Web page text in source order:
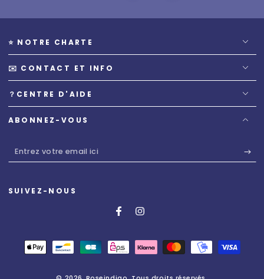
⭐️ NOTRE CHARTE
✉️ CONTACT ET INFO
？CENTRE D'AIDE
ABONNEZ-VOUS
Entrez
votre
SUIVEZ-NOUS
FacebookInstagram
Modes